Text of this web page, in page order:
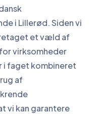
i Lillerød. Siden vi
et væld af
virksomheder
i faget kombineret
af
vi kan garantere